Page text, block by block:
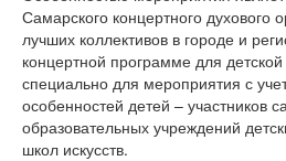
Самарского концертного духового
лучших коллективов в городе и
концертной программе для детской
специально для мероприятия с
особенностей детей – участников
образовательных учреждений
школ искусств.